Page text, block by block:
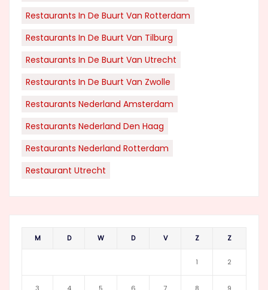
Restaurants In De Buurt Van Rotterdam
Restaurants In De Buurt Van Tilburg
Restaurants In De Buurt Van Utrecht
Restaurants In De Buurt Van Zwolle
Restaurants Nederland Amsterdam
Restaurants Nederland Den Haag
Restaurants Nederland Rotterdam
Restaurant Utrecht
M D W D V Z Z
1 2
3 4 5 6 7 8 9